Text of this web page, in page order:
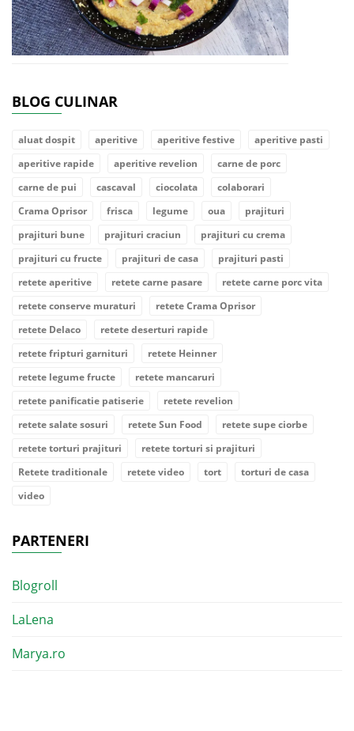
BLOG CULINAR
aluat dospit aperitive aperitive festive
aperitive pasti
aperitive rapide
aperitive revelion
carne de porc
carne de pui
cascaval ciocolata
colaborari
Crama Oprisor
frisca legume oua
prajituri
prajituri bune
prajituri craciun
prajituri cu crema
prajituri cu fructe
prajituri de casa
prajituri pasti
retete aperitive
retete carne pasare
retete carne porc vita
retete conserve muraturi
retete Crama Oprisor
retete Delaco
retete deserturi rapide
retete fripturi garnituri
retete Heinner
retete legume fructe
retete mancaruri
retete panificatie patiserie
retete revelion
retete salate sosuri
retete Sun Food
retete supe ciorbe
retete torturi prajituri
retete torturi si prajituri
Retete traditionale
retete video tort
torturi de casa
video
PARTENERI
Blogroll
LaLena
Marya.ro